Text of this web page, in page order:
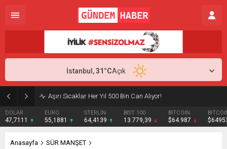
ABD Türkiye’ye Jet Motoru Satacak
EURO
55,1881
STERLİN
64,4139
BIST 100
13.779,39
BITCOIN
$64.987
BITCOIN
$64953
İstanbul,31°CAçık
Anasayfa
SÜR MANŞET